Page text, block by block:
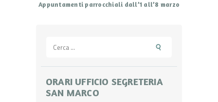
Appuntamenti parrocchiali dall’1 all’8 marzo
per:
ORARI UFFICIO SEGRETERIA
SAN MARCO